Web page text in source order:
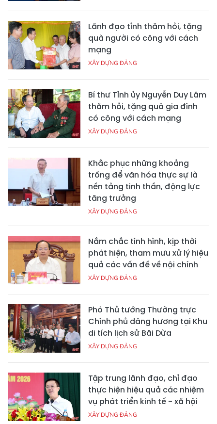
Lãnh đạo tỉnh thăm hỏi, tặng
quà người có công với cách
mạng
XÂY DỰNG ĐẢNG
Bí thư Tỉnh ủy Nguyễn Duy Lâm
thăm hỏi, tặng quà gia đình
có công với cách mạng
XÂY DỰNG ĐẢNG
Khắc phục những khoảng
trống để văn hóa thực sự là
nền tảng tinh thần, động lực
tăng trưởng
XÂY DỰNG ĐẢNG
Nắm chắc tình hình, kịp thời
phát hiện, tham mưu xử lý hiệu
quả các vấn đề về nội chính
XÂY DỰNG ĐẢNG
Phó Thủ tướng Thường trực
Chính phủ dâng hương tại Khu
di tích lịch sử Bãi Dừa
XÂY DỰNG ĐẢNG
Tập trung lãnh đạo, chỉ đạo
thực hiện hiệu quả các nhiệm
vụ phát triển kinh tế - xã hội
XÂY DỰNG ĐẢNG